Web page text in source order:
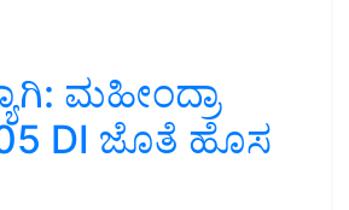
ಮಹೀಂದ್ರಾ
DI ಜೊತೆ ಹೊಸ